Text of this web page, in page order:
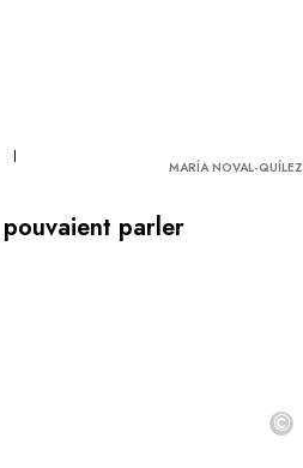
MARÍA NOVAL-QUÍLEZ
parler
©